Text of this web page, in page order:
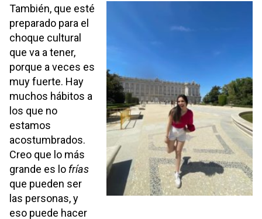
También, que esté
preparado para el
choque cultural
que va a tener,
porque a veces es
muy fuerte. Hay
muchos hábitos a
los que no
estamos
acostumbrados.
Creo que lo más
grande es lo frías
que pueden ser
las personas, y
eso puede hacer